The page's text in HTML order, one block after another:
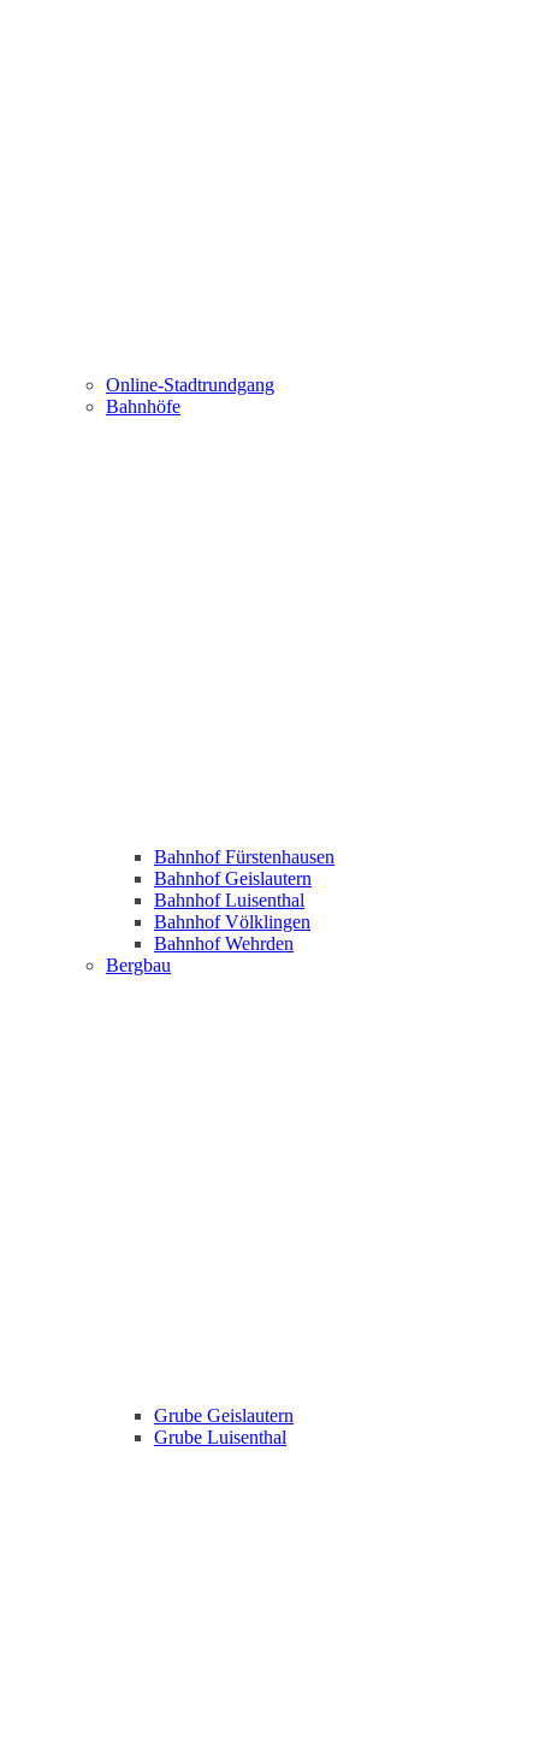
Online-Stadtrundgang
Bahnhöfe
Bahnhof Fürstenhausen
Bahnhof Geislautern
Bahnhof Luisenthal
Bahnhof Völklingen
Bahnhof Wehrden
Bergbau
Grube Geislautern
Grube Luisenthal